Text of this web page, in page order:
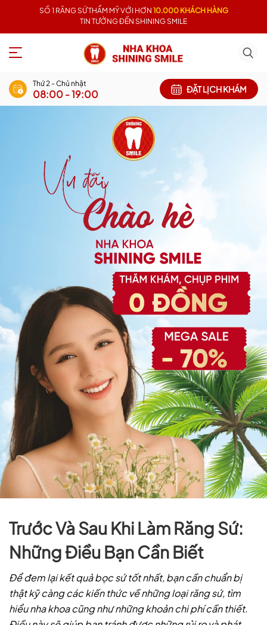
SỐ 1 RĂNG SỨ THẨM MỸ VỚI HƠN 10.000 KHÁCH HÀNG
TIN TƯỞNG ĐẾN SHINING SMILE
Thứ 2 - Chủ nhật
08:00 - 19:00 ĐẶT LỊCH KHÁM
Trước Và Sau Khi Làm Răng Sứ:
Những Điều Bạn Cần Biết
Để đem lại kết quả bọc sứ tốt nhất, bạn cần chuẩn bị
thật kỹ càng các kiến thức về những loại răng sứ, tìm
hiểu nha khoa cũng như những khoản chi phí cần thiết.